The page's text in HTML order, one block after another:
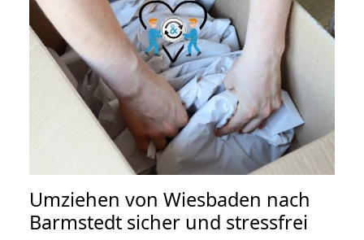
Umziehen von Wiesbaden nach
Barmstedt sicher und stressfrei